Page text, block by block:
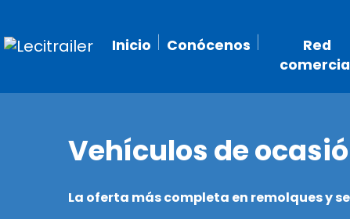
Inicio Conócenos
Red
Vehículos de
La oferta más completa en remolques y